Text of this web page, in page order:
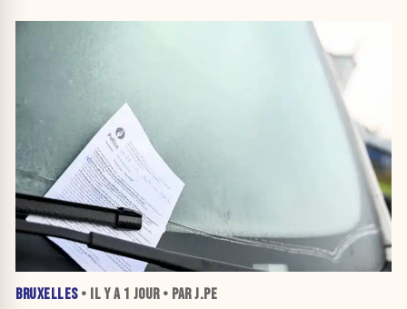
BRUXELLES• IL Y A 1 JOUR• PAR J.PE